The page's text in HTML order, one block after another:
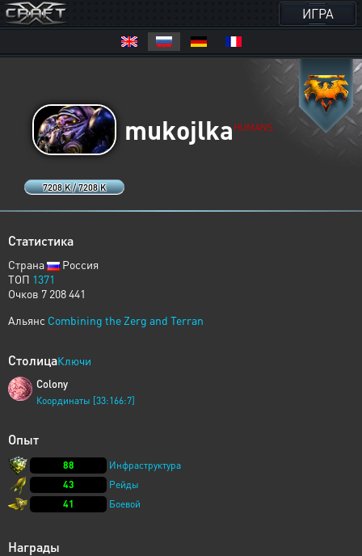
ИГРА
7208 K / 7208 K
mukojlka HUMANS
Статистика
Страна
Россия
ТОП 1371
Очков 7 208 441
Альянс Combining the Zerg and Terran
СтолицаКлючи
Colony
Координаты [33:166:7]
Опыт
88
Инфраструктура
43
Рейды
41
Боевой
Награды